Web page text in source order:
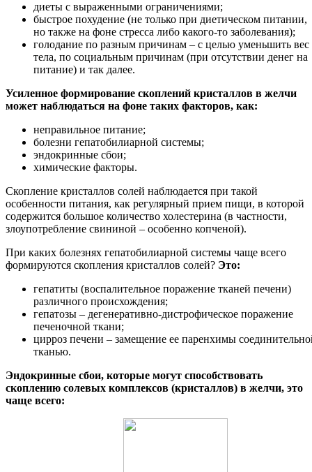
диеты с выраженными ограничениями;
быстрое похудение (не только при диетическом питании,
но также на фоне стресса либо какого-то заболевания);
голодание по разным причинам – с целью уменьшить вес
тела, по социальным причинам (при отсутствии денег на
питание) и так далее.
Усиленное формирование скоплений кристаллов в желчи
может наблюдаться на фоне таких факторов, как:
неправильное питание;
болезни гепатобилиарной системы;
эндокринные сбои;
химические факторы.
Скопление кристаллов солей наблюдается при такой
особенности питания, как регулярный прием пищи, в которой
содержится большое количество холестерина (в частности,
злоупотребление свининой – особенно копченой).
При каких болезнях гепатобилиарной системы чаще всего
формируются скопления кристаллов солей? Это:
гепатиты (воспалительное поражение тканей печени)
различного происхождения;
гепатозы – дегенеративно-дистрофическое поражение
печеночной ткани;
цирроз печени – замещение ее паренхимы
тканью.
Эндокринные сбои, которые могут способствовать
скоплению солевых комплексов (кристаллов) в желчи, это
чаще всего: